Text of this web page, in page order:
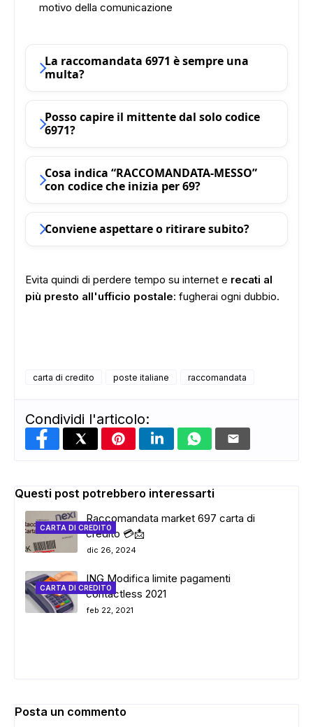
motivo della comunicazione
La raccomandata 6971 è sempre una
multa?
Posso capire il mittente dal solo codice
6971?
Cosa indica “RACCOMANDATA‑MESSO”
con codice che inizia per 69?
Conviene aspettare o ritirare subito?
Evita quindi di perdere tempo su internet e recati al
più presto all'ufficio postale: fugherai ogni dubbio.
carta di credito poste italiane raccomandata
Condividi l'articolo:
Questi post potrebbero interessarti
CARTA DI CREDITO
Raccomandata market 697 carta di
credito 💳📩
dic 26, 2024
CARTA DI CREDITO
ING Modifica limite pagamenti
contactless 2021
feb 22, 2021
Posta un commento